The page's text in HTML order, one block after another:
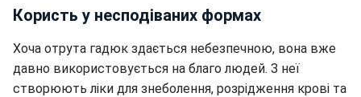
Користь у несподіваних формах
Хоча отрута гадюк здається небезпечною, вона вже
давно використовується на благо людей. З неї
створюють ліки для знеболення, розрідження крові та